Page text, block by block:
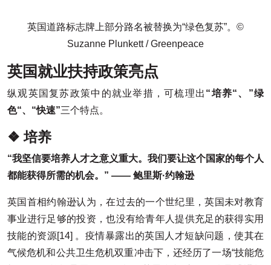
英国道路标志牌上部分路名被替换为“绿色复苏”。©
Suzanne Plunkett / Greenpeace
英国就业扶持政策亮点
纵观英国复苏政策中的就业举措，可梳理出 “培养“、”绿
色“、“快速”三个特点。
❖ 培养
“我坚信要培养人才之意义重大。我们要让这个国家的每个人
都能获得所需的机会。” —— 鲍里斯·约翰逊
英国首相约翰逊认为，在过去的一个世纪里，英国未对教育
事业进行足够的投资，也没有给青年人提供充足的获得实用
技能的资源[14] 。疫情暴露出的英国人才短缺问题，使其在
气候危机和公共卫生危机双重冲击下，还经历了一场“技能危